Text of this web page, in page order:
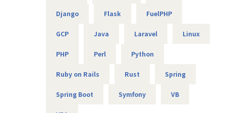
使用機器：Cisco、FortiGate、F5、Aruba 等
＜主なインフラ案件事例＞
使用スキル：VMware、Windows、Linux、Oracle
共に成長できる方を歓迎します！
＜開発部門 想定キャリアパス＞
月1回の面談にてキャリアの方向性をすり合わせながら、案
件を決定します。
「開発経験を積みたい」「設計に挑戦したい」「上流工程を
担当したい」などの
Django Flask FuelPHP
GCP Java Laravel Linux
PHP Perl Python
Ruby on Rails Rust Spring
Spring Boot Symfony VB